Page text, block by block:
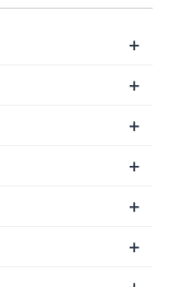
+
+
+
+
+
+